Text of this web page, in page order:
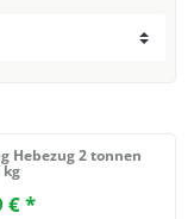
Hebezug 2 tonnen
kg
€ *